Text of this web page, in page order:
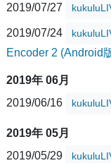
2019/07/27
2019/07/24
Encoder 2 (Android
2019年 06月
2019/06/16
2019年 05月
2019/05/29